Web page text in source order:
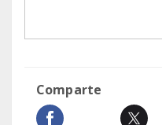
Comparte